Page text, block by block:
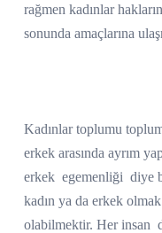
rağmen kadınlar
sonunda amaçlarına
Kadınlar toplumu
erkek arasında ayrım
erkek egemenliği diye
kadın ya da erkek
olabilmektir. Her insan